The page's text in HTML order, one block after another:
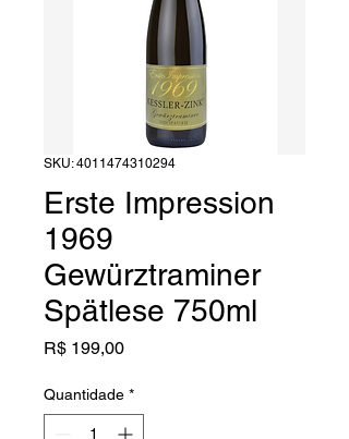
SKU: 4011474310294
Erste Impression
1969
Gewürztraminer
Spätlese 750ml
R$ 199,00Preço
Quantidade *